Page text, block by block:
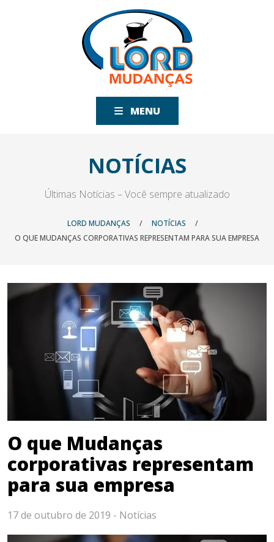
MENU
NOTÍCIAS
Últimas Notícias – Você sempre atualizado
LORD MUDANÇAS / NOTÍCIAS
/
O QUE MUDANÇAS CORPORATIVAS REPRESENTAM PARA SUA EMPRESA
O que Mudanças
corporativas representam
para sua empresa
17 de outubro de 2019 - Notícias